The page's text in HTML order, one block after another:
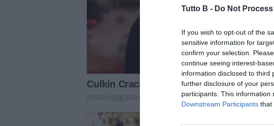
Tutto B - Do Not
If you wish to opt-out of the
sensitive information for
confirm your selection.
continue seeing interest-
information disclosed to third
further disclosure of your
participants. This
Downstream Participants that